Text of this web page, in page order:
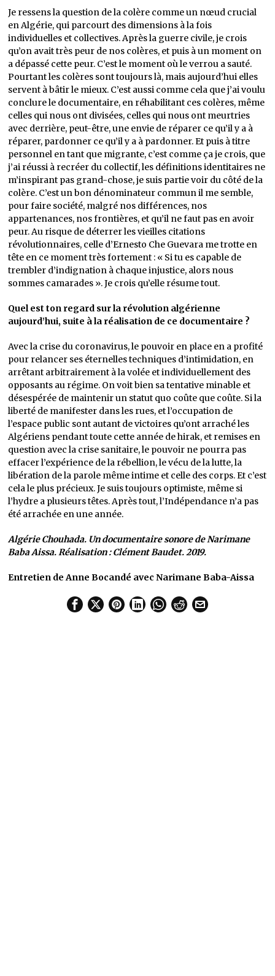
Je ressens la question de la colère comme un nœud crucial
en Algérie, qui parcourt des dimensions à la fois
individuelles et collectives. Après la guerre civile, je crois
qu’on avait très peur de nos colères, et puis à un moment on
a dépassé cette peur. C’est le moment où le verrou a sauté.
Pourtant les colères sont toujours là, mais aujourd’hui elles
servent à bâtir le mieux. C’est aussi comme cela que j’ai voulu
conclure le documentaire, en réhabilitant ces colères, même
celles qui nous ont divisées, celles qui nous ont meurtries
avec derrière, peut-être, une envie de réparer ce qu’il y a à
réparer, pardonner ce qu’il y a à pardonner. Et puis à titre
personnel en tant que migrante, c’est comme ça je crois, que
j’ai réussi à recréer du collectif, les définitions identitaires ne
m’inspirant pas grand-chose, je suis partie voir du côté de la
colère. C’est un bon dénominateur commun il me semble,
pour faire société, malgré nos différences, nos
appartenances, nos frontières, et qu’il ne faut pas en avoir
peur. Au risque de déterrer les vieilles citations
révolutionnaires, celle d’Ernesto Che Guevara me trotte en
tête en ce moment très fortement : « Si tu es capable de
trembler d’indignation à chaque injustice, alors nous
sommes camarades ». Je crois qu’elle résume tout.
Quel est ton regard sur la révolution algérienne
aujourd’hui, suite à la réalisation de ce documentaire ?
Avec la crise du coronavirus, le pouvoir en place en a profité
pour relancer ses éternelles techniques d’intimidation, en
arrêtant arbitrairement à la volée et individuellement des
opposants au régime. On voit bien sa tentative minable et
désespérée de maintenir un statut quo coûte que coûte. Si la
liberté de manifester dans les rues, et l’occupation de
l’espace public sont autant de victoires qu’ont arraché les
Algériens pendant toute cette année de hirak, et remises en
question avec la crise sanitaire, le pouvoir ne pourra pas
effacer l’expérience de la rébellion, le vécu de la lutte, la
libération de la parole même intime et celle des corps. Et c’est
cela le plus précieux. Je suis toujours optimiste, même si
l’hydre a plusieurs têtes. Après tout, l’Indépendance n’a pas
été arrachée en une année.
Algérie Chouhada. Un documentaire sonore de Narimane
Baba Aissa. Réalisation : Clément Baudet. 2019.
Entretien de Anne Bocandé avec Narimane Baba-Aissa